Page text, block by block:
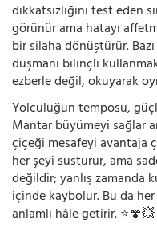
dikkatsizliğini test eden
görünür ama hatayı
bir silaha dönüştürür.
düşmanı bilinçli
ezberle değil, okuyarak
Yolculuğun temposu,
Mantar büyümeyi sağlar
çiçeği mesafeyi avantaja
her şeyi susturur, ama
değildir; yanlış zamanda
içinde kaybolur. Bu da
anlamlı hâle getirir. ⭐🍄💥